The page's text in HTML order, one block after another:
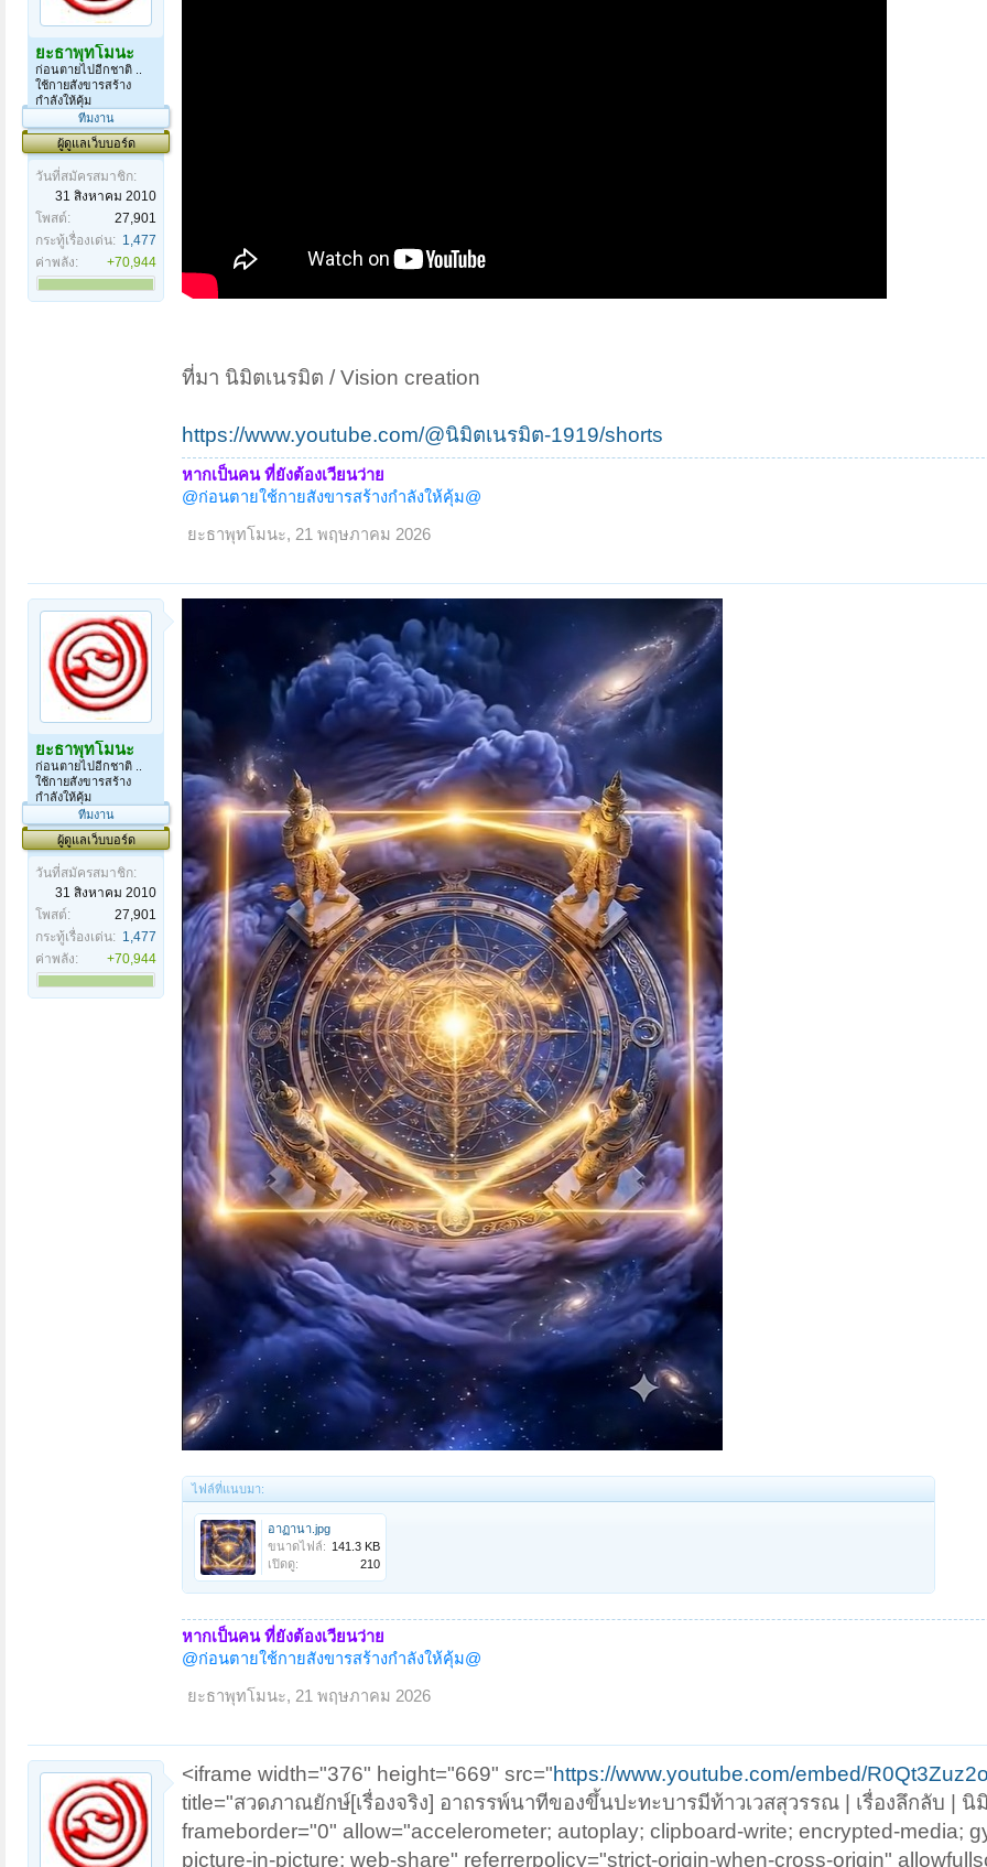
ยะธาพุทโมนะ
ก่อนตายไปอีกชาติ ..
ใช้กายสังขารสร้าง
กำลังให้คุ้ม
ทีมงาน
ผู้ดูแลเว็บบอร์ด
วันที่สมัครสมาชิก:
31 สิงหาคม 2010
โพสต์:
27,901
กระทู้เรื่องเด่น: 1,477
ค่าพลัง:
+70,944
ที่มา นิมิตเนรมิต / Vision creation
https://www.youtube.com/@นิมิตเนรมิต-1919/shorts
หากเป็นคน ที่ยังต้องเวียนว่าย
@ก่อนตายใช้กายสังขารสร้างกำลังให้คุ้ม@
ยะธาพุทโมนะ, 21 พฤษภาคม 2026
ยะธาพุทโมนะ
ก่อนตายไปอีกชาติ ..
ใช้กายสังขารสร้าง
กำลังให้คุ้ม
ทีมงาน
ผู้ดูแลเว็บบอร์ด
วันที่สมัครสมาชิก:
31 สิงหาคม 2010
โพสต์:
27,901
กระทู้เรื่องเด่น: 1,477
ค่าพลัง:
+70,944
ไฟล์ที่แนบมา:
อาฏานา.jpg
ขนาดไฟล์: 141.3 KB
เปิดดู:
210
หากเป็นคน ที่ยังต้องเวียนว่าย
@ก่อนตายใช้กายสังขารสร้างกำลังให้คุ้ม@
ยะธาพุทโมนะ, 21 พฤษภาคม 2026
<iframe width="376" height="669" src="https://www.youtube.com/embed/
title="สวดภาณยักษ์[เรื่องจริง] อาถรรพ์นาทีของขึ้นปะทะบารมีท้าวเวสสุวรรณ | เรื่องลึกลับ | นิ
frameborder="0" allow="accelerometer; autoplay; clipboard-write; encrypted-media;
picture-in-picture; web-share" referrerpolicy="strict-origin-when-cross-origin"